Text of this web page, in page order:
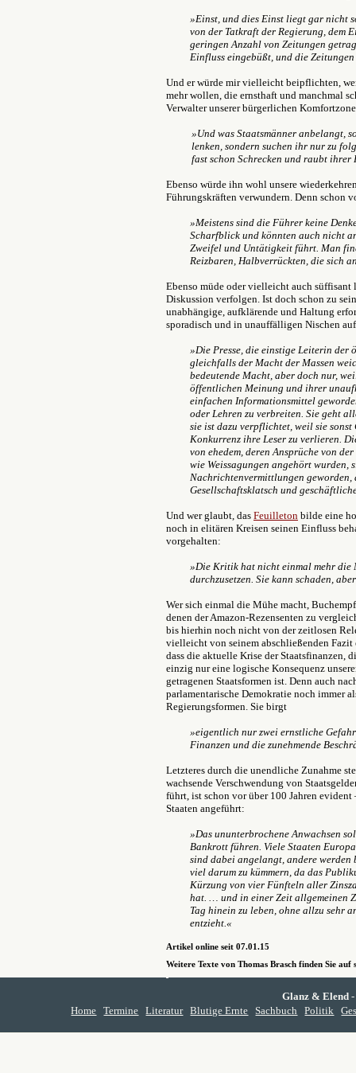
»Einst, und dies Einst liegt gar nicht
von der Tatkraft der Regierung, dem
geringen Anzahl von Zeitungen
Einfluss eingebüßt, und die
Und er würde mir vielleicht beipflichten,
mehr wollen, die ernsthaft und manchmal
Verwalter unserer bürgerlichen
»Und was Staatsmänner anbelangt,
lenken, sondern suchen ihr nur zu
fast schon Schrecken und raubt
Ebenso würde ihn wohl unsere
Führungskräften verwundern. Denn schon
»Meistens sind die Führer keine
Scharfblick und könnten auch nicht
Zweifel und Untätigkeit führt. Man
Reizbaren, Halbverrückten, die sich
Ebenso müde oder vielleicht auch
Diskussion verfolgen. Ist doch schon zu
unabhängige, aufklärende und Haltung
sporadisch und in unauffälligen Nischen
»Die Presse, die einstige Leiterin
gleichfalls der Macht der Massen
bedeutende Macht, aber doch nur,
öffentlichen Meinung und ihrer
einfachen Informationsmittel
oder Lehren zu verbreiten. Sie geht
sie ist dazu verpflichtet, weil sie
Konkurrenz ihre Leser zu verlieren.
von ehedem, deren Ansprüche von
wie Weissagungen angehört wurden,
Nachrichtenvermittlungen
Gesellschaftsklatsch und
Und wer glaubt, das Feuilleton bilde eine
noch in elitären Kreisen seinen Einfluss
vorgehalten:
»Die Kritik hat nicht einmal mehr die
durchzusetzen. Sie kann schaden,
Wer sich einmal die Mühe macht,
denen der Amazon-Rezensenten zu
bis hierhin noch nicht von der zeitlosen
vielleicht von seinem abschließenden
dass die aktuelle Krise der Staatsfinanzen,
einzig nur eine logische Konsequenz
getragenen Staatsformen ist. Denn auch
parlamentarische Demokratie noch immer
Regierungsformen. Sie birgt
»eigentlich nur zwei ernstliche
Finanzen und die zunehmende
Letzteres durch die unendliche Zunahme
wachsende Verschwendung von
führt, ist schon vor über 100 Jahren
Staaten angeführt:
»Das ununterbrochene Anwachsen
Bankrott führen. Viele Staaten
sind dabei angelangt, andere
viel darum zu kümmern, da das
Kürzung von vier Fünfteln aller
hat. … und in einer Zeit allgemeinen
Tag hinein zu leben, ohne allzu sehr
entzieht.«
Artikel online seit 07.01.15
Weitere Texte von Thomas Brasch finden Sie auf
Glanz & Elend
Home
Termine Literatur Blutige Ernte Sachbuch Politik